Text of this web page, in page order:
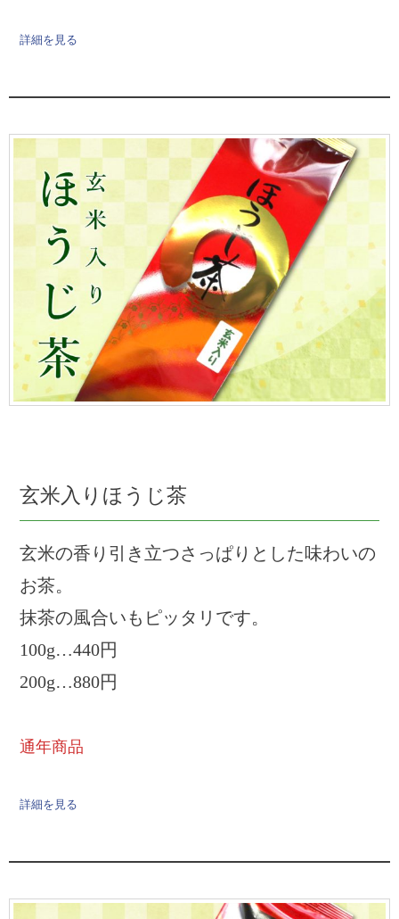
詳細を見る
玄米入りほうじ茶
玄米の香り引き立つさっぱりとした味わいの
お茶。
抹茶の風合いもピッタリです。
100g…440円
200g…880円
通年商品
詳細を見る